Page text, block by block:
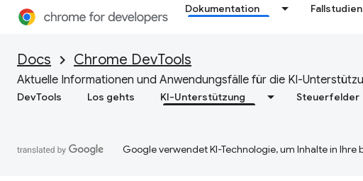
Dokumentation Fallstudien
Docs Chrome DevTools
Aktuelle Informationen und Anwendungsfälle für die KI-
DevTools Los gehts KI-Unterstützung Steuerfelder
Google verwendet KI-Technologie, um Inhalte in